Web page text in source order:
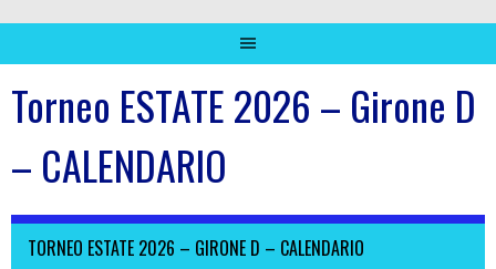
Torneo ESTATE 2026 – Girone D
– CALENDARIO
TORNEO ESTATE 2026 – GIRONE D – CALENDARIO